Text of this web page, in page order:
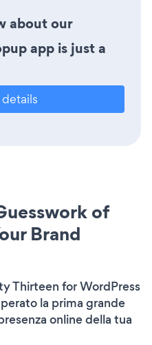
about our
app is just a
of
Brand
Thirteen for WordPress
la prima grande
online della tua